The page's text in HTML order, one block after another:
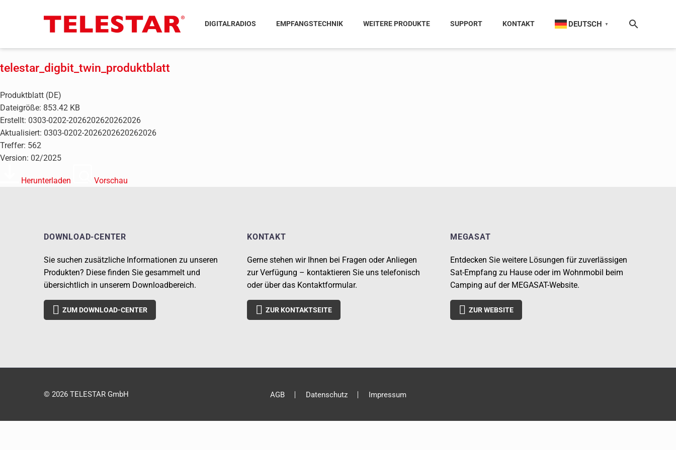
DIGITALRADIOS EMPFANGSTECHNIK WEITERE PRODUKTE SUPPORT KONTAKT DEUTSCH ▼
telestar_digbit_twin_produktblatt
Produktblatt (DE)
Dateigröße: 853.42 KB
Erstellt: 0303-0202-2026202620262026
Aktualisiert: 0303-0202-2026202620262026
Treffer: 562
Version: 02/2025
Herunterladen Vorschau
DOWNLOAD-CENTER
Sie suchen zusätzliche Informationen zu unseren
Produkten? Diese finden Sie gesammelt und
übersichtlich in unserem Downloadbereich.
 ZUM DOWNLOAD-CENTER
KONTAKT
Gerne stehen wir Ihnen bei Fragen oder Anliegen
zur Verfügung – kontaktieren Sie uns telefonisch
oder über das Kontaktformular.
 ZUR KONTAKTSEITE
MEGASAT
Entdecken Sie weitere Lösungen für zuverlässigen
Sat-Empfang zu Hause oder im Wohnmobil beim
Camping auf der MEGASAT-Website.
 ZUR WEBSITE
AGB Datenschutz Impressum
© 2026 TELESTAR GmbH